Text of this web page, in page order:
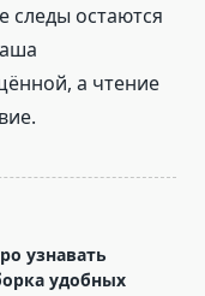
следы остаются
а чтение
узнавать
удобных